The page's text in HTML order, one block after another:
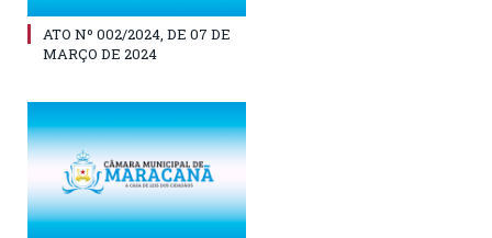
ATO Nº 002/2024, DE 07 DE
MARÇO DE 2024